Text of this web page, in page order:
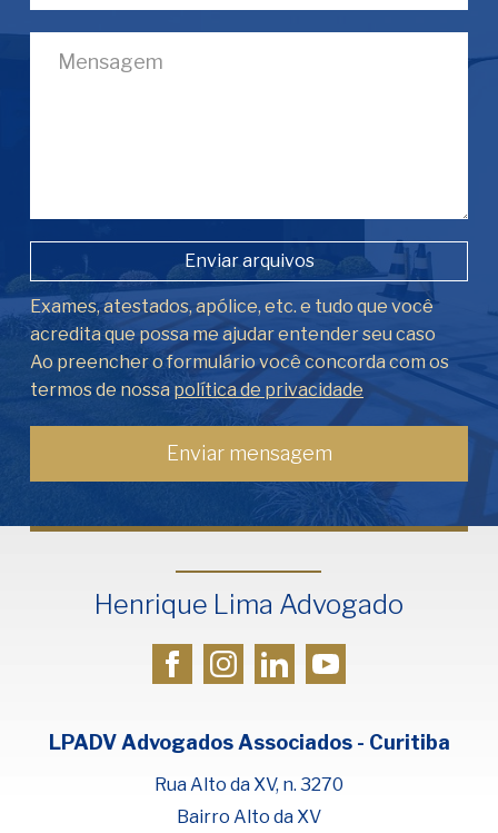
Enviar arquivos
Exames, atestados, apólice, etc. e tudo que você
acredita que possa me ajudar entender seu caso
Ao preencher o formulário você concorda com os
termos de nossa política de privacidade
Henrique Lima Advogado
LPADV Advogados Associados - Curitiba
Rua Alto da XV, n. 3270
Bairro Alto da XV